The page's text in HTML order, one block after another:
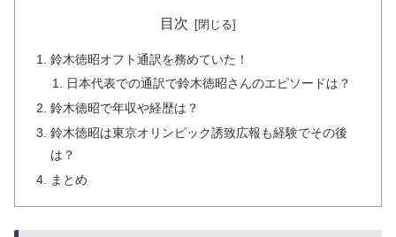
目次
鈴木徳昭オフト通訳を務めていた！
日本代表での通訳で鈴木徳昭さんのエピソードは？
鈴木徳昭で年収や経歴は？
鈴木徳昭は東京オリンピック誘致広報も経験でその後
は？
まとめ